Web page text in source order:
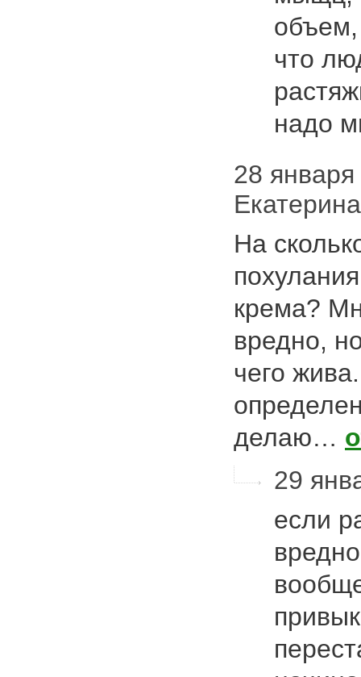
объем,
что
надо
28 января
На
крема?
вредно,
чего
делаю…
29
если